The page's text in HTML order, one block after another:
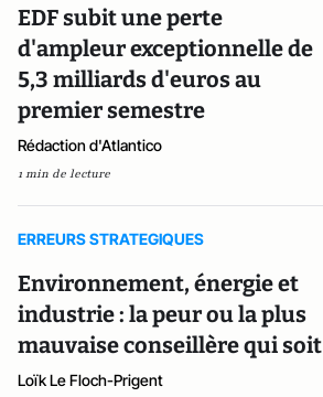
EDF subit une perte
d'ampleur exceptionnelle de
5,3 milliards d'euros au
premier semestre
Rédaction d'Atlantico
1 min de lecture
ERREURS STRATEGIQUES
Environnement, énergie et
industrie : la peur ou la plus
mauvaise conseillère qui soit
Loïk Le Floch-Prigent